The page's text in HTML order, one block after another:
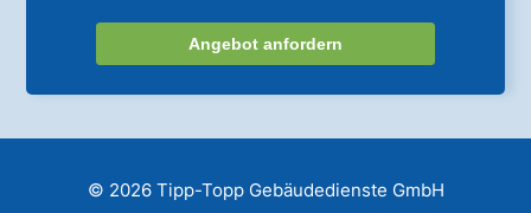
Angebot anfordern
© 2026 Tipp-Topp Gebäudedienste GmbH